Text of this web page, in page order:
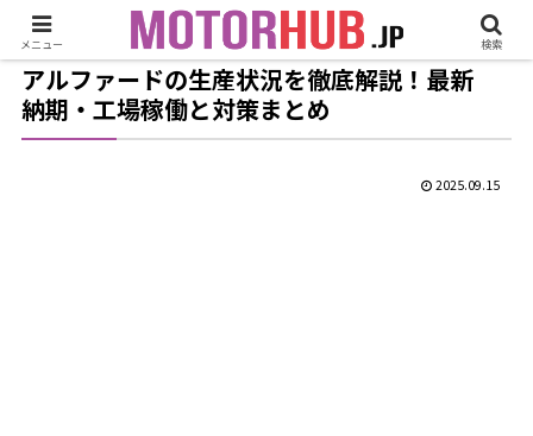
アルファードの生産状況を徹底解説！最新
納期・工場稼働と対策まとめ
2025.09.15
メニュー 検索